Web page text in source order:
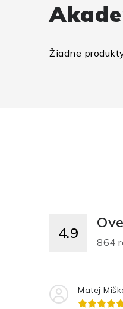
Žiadne
4.9
864
Matej